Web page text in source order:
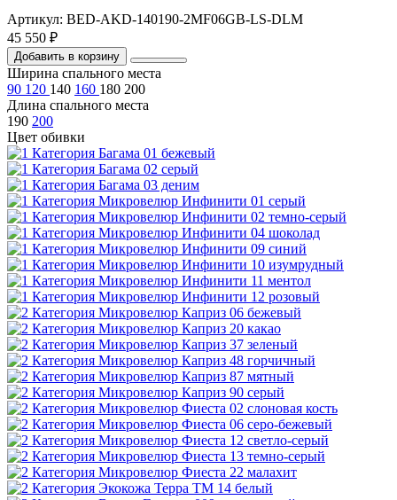
Артикул: BED-AKD-140190-2MF06GB-LS-DLM
45 550 ₽
Добавить в корзину
Ширина спального места
90 120 140 160 180 200
Длина спального места
190 200
Цвет обивки